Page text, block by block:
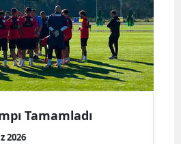
Tamamladı
2026